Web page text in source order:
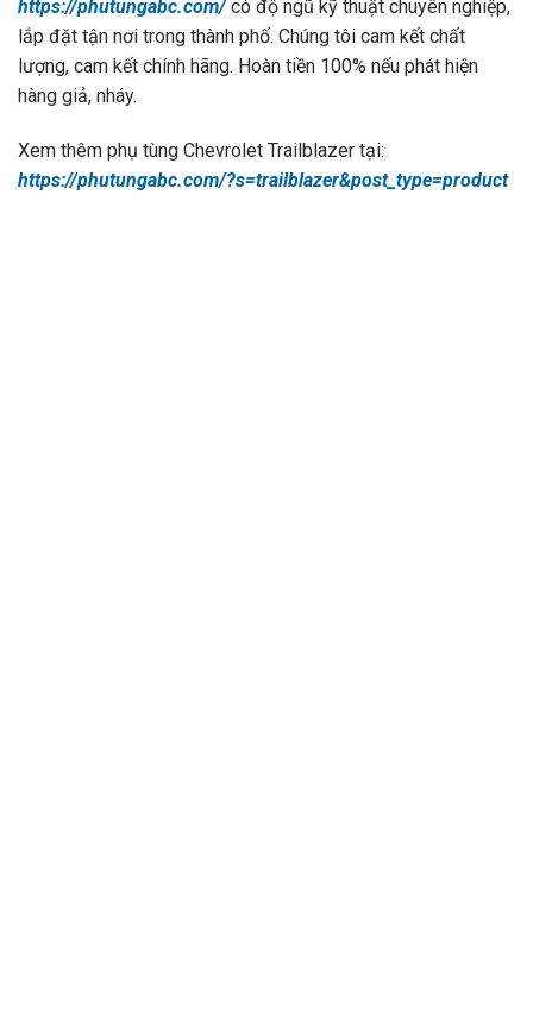
https://phutungabc.com/ có độ ngũ kỹ thuật chuyên nghiệp,
lắp đặt tận nơi trong thành phố. Chúng tôi cam kết chất
lượng, cam kết chính hãng. Hoàn tiền 100% nếu phát hiện
hàng giả, nháy.
Xem thêm phụ tùng Chevrolet Trailblazer tại:
https://phutungabc.com/?s=trailblazer&post_type=product